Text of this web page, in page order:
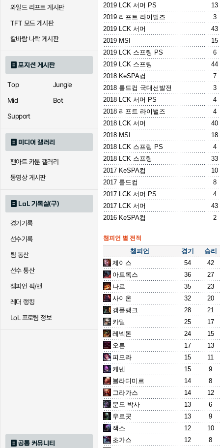
와일드 리프트 게시판
TFT 모드 게시판
칼바람 나락 게시판
포지션 게시판
Top
Jungle
Mid
Bot
Support
미디어 갤러리
팬아트 카툰 갤러리
동영상 게시판
LoL 기록실(구)
경기기록
선수기록
팀 통산
선수 통산
챔피언 픽/밴
레더 랭킹
LoL 프로팀 정보
공통 커뮤니티
2019 LCK 서머 PS
13
2019 리프트 라이벌즈
3
2019 LCK 서머
43
2019 MSI
15
2019 LCK 스프링 PS
6
2019 LCK 스프링
44
2018 KeSPA컵
7
2018 롤드컵 국대선발전
3
2018 LCK 서머 PS
4
2018 리프트 라이벌즈
4
2018 LCK 서머
40
2018 MSI
18
2018 LCK 스프링 PS
4
2018 LCK 스프링
33
2017 KeSPA컵
10
2017 롤드컵
8
2017 LCK 서머 PS
4
2017 LCK 서머
43
2016 KeSPA컵
2
챔피언 별 전적
챔피언 경기
승리
제이스
54
42
아트록스
36
27
나르
35
23
사이온
32
20
갱플랭크
28
21
카밀
25
17
레넥톤
24
15
오른
17
13
피오라
15
11
케넨
15
9
블라디미르
14
8
그라가스
14
12
문도 박사
13
6
우르곳
13
9
잭스
12
10
초가스
12
8